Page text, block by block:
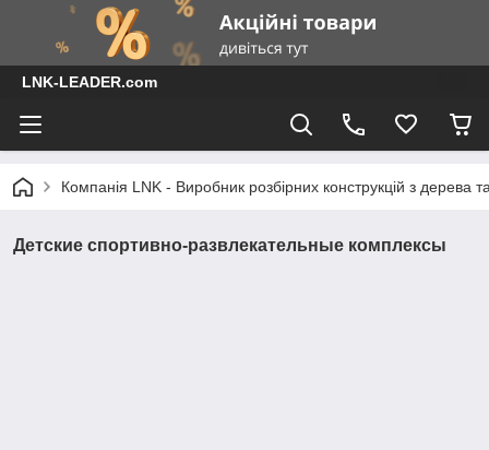
LNK-LEADER.com
Компанія LNK - Виробник розбірних конструкцій з дерева
Детские спортивно-развлекательные комплексы